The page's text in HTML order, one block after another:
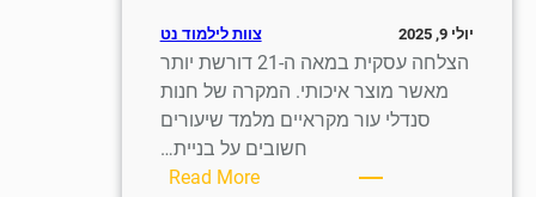
יולי 9, 2025 צוות לילמוד נט
הצלחה עסקית במאה ה-21 דורשת יותר
מאשר מוצר איכותי. המקרה של חנות
סנדלי עור מקראיים מלמד שיעורים
חשובים על בניית…
Read More